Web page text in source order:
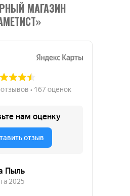
МАГАЗИН